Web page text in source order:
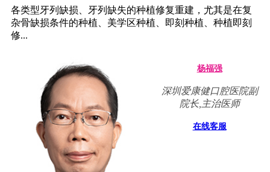
各类型牙列缺损、牙列缺失的种植修复重建，尤其是在复
杂骨缺损条件的种植、美学区种植、即刻种植、种植即刻
修...
杨福强
深圳爱康健口腔医院副
院长,主治医师
在线客服